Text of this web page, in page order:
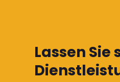
Lassen